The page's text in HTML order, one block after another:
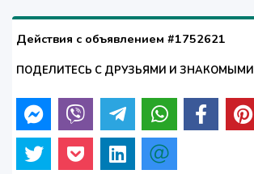
Действия с объявлением #1752621
ПОДЕЛИТЕСЬ С ДРУЗЬЯМИ И ЗНАКОМЫМИ